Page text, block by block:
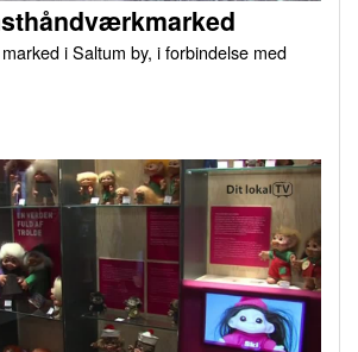
i Saltum by, i forbindelse med